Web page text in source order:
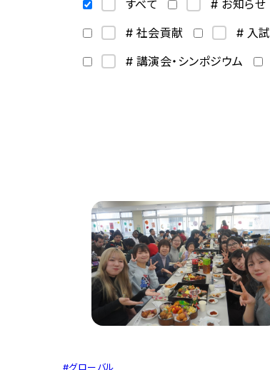
すべて # お知らせ
# 社会貢献
# 入試
# 講演会・シンポジウム
#グローバル